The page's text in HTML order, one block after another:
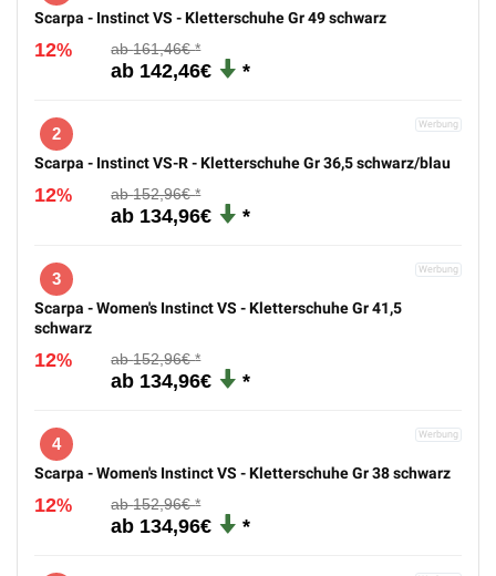
Scarpa - Instinct VS - Kletterschuhe Gr 49 schwarz
12% 161,46€
142,46€
2
Scarpa - Instinct VS-R - Kletterschuhe Gr 36,5 schwarz/blau
12% 152,96€
134,96€
3
Scarpa - Women's Instinct VS - Kletterschuhe Gr 41,5
schwarz
12% 152,96€
134,96€
4
Scarpa - Women's Instinct VS - Kletterschuhe Gr 38 schwarz
12% 152,96€
134,96€